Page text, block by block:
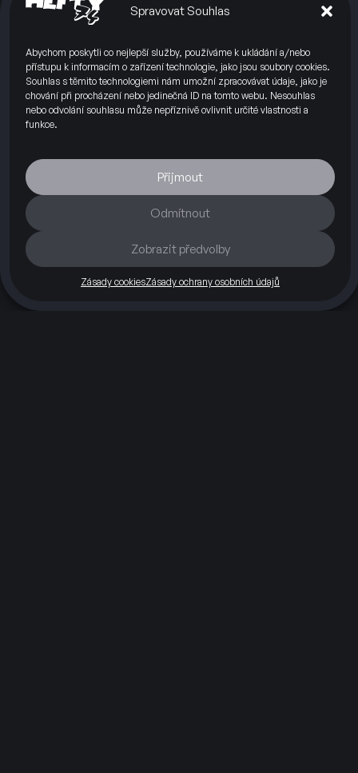
Spravovat Souhlas
Abychom poskytli co nejlepší služby, používáme k ukládání a/nebo
přístupu k informacím o zařízení technologie, jako jsou soubory cookies.
Souhlas s těmito technologiemi nám umožní zpracovávat údaje, jako je
chování při procházení nebo jedinečná ID na tomto webu. Nesouhlas
nebo odvolání souhlasu může nepříznivě ovlivnit určité vlastnosti a
funkce.
Přijmout
Odmítnout
Zobrazit předvolby
Zásady cookiesZásady ochrany osobních údajů
Silnice Okruh O nás Blog Kontakty
Partneři
Máte otázky?